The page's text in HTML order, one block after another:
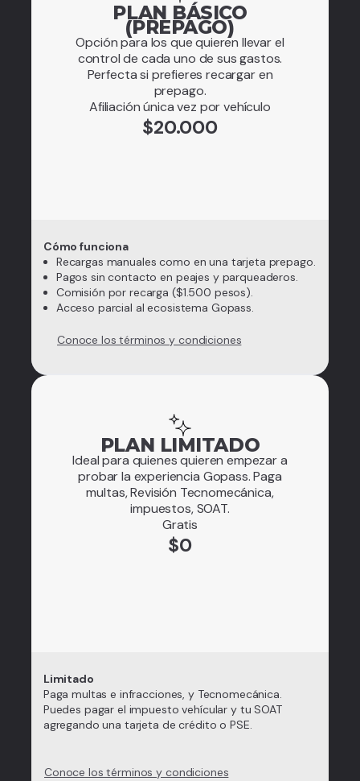
PLAN BÁSICO
(PREPAGO)
Opción para los que quieren llevar el
control de cada uno de sus gastos.
Perfecta si prefieres recargar en
prepago.
Afiliación única vez por vehículo
$20.000
Cómo funciona
Recargas manuales como en una tarjeta prepago.
Pagos sin contacto en peajes y parqueaderos.
Comisión por recarga ($1.500 pesos).
Acceso parcial al ecosistema Gopass.
Conoce los términos y condiciones
PLAN LIMITADO
Ideal para quienes quieren empezar a
probar la experiencia Gopass. Paga
multas, Revisión Tecnomecánica,
impuestos, SOAT.
Gratis
$0
Limitado
Paga multas e infracciones, y Tecnomecánica.
Puedes pagar el impuesto vehícular y tu SOAT
agregando una tarjeta de crédito o PSE.
Conoce los términos y condiciones